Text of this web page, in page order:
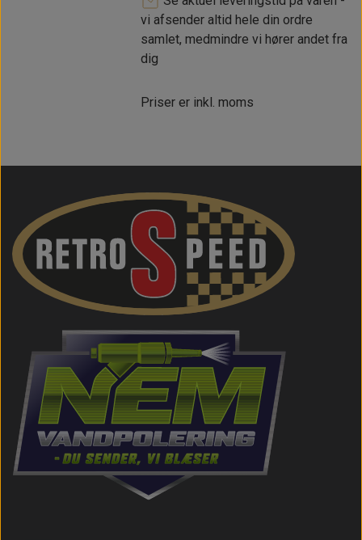
vi afsender altid hele din ordre
samlet, medmindre vi hører andet fra
dig
Priser er inkl. moms